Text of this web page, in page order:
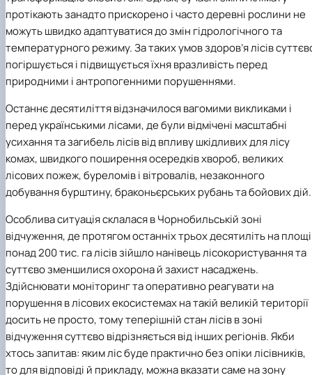
протікають занадто прискорено і часто деревні рослини не
можуть швидко адаптуватися до змін гідрологічного та
температурного режиму. За таких умов здоров’я лісів
погіршується і підвищується їхня вразливість перед
природними і антропогенними порушеннями.
Останнє десятиліття відзначилося вагомими викликами і
перед українськими лісами, де були відмічені масштабні
усихання та загибель лісів від впливу шкідливих для лісу
комах, швидкого поширення осередків хвороб, великих
лісових пожеж, буреломів і вітровалів, незаконного
добування бурштину, браконьєрських рубань та бойових дій.
Особлива ситуація склалася в Чорнобильській зоні
відчуження, де протягом останніх трьох десятиліть на площі
понад 200 тис. га лісів зійшло нанівець лісокористування та
суттєво зменшилися охорона й захист насаджень.
Здійснювати моніторинг та оперативно реагувати на
порушення в лісових екосистемах на такій великій території
досить не просто, тому теперішній стан лісів в зоні
відчуження суттєво відрізняється від інших регіонів. Якби
хтось запитав: яким ліс буде практично без опіки лісівників,
то для відповіді й прикладу, можна вказати саме на зону